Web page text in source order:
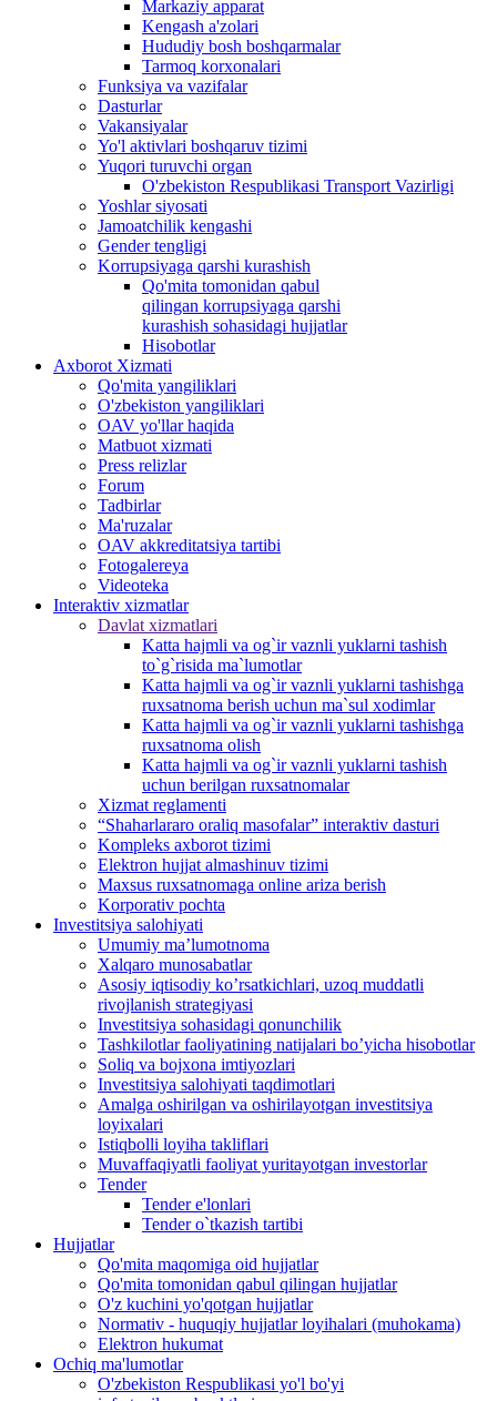
Markaziy apparat
Kengash a'zolari
Hududiy bosh boshqarmalar
Tarmoq korxonalari
Funksiya va vazifalar
Dasturlar
Vakansiyalar
Yo'l aktivlari boshqaruv tizimi
Yuqori turuvchi organ
O'zbekiston Respublikasi Transport Vazirligi
Yoshlar siyosati
Jamoatchilik kengashi
Gender tengligi
Korrupsiyaga qarshi kurashish
Qo'mita tomonidan qabul
qilingan korrupsiyaga qarshi
kurashish sohasidagi hujjatlar
Hisobotlar
Аxborot Xizmati
Qo'mita yangiliklari
O'zbekiston yangiliklari
OAV yo'llar haqida
Matbuot xizmati
Press relizlar
Forum
Tadbirlar
Ma'ruzalar
OAV akkreditatsiya tartibi
Fotogalereya
Videoteka
Interaktiv xizmatlar
Davlat xizmatlari
Katta hajmli va og`ir vaznli yuklarni tashish
to`g`risida ma`lumotlar
Katta hajmli va og`ir vaznli yuklarni tashishga
ruxsatnoma berish uchun ma`sul xodimlar
Katta hajmli va og`ir vaznli yuklarni tashishga
ruxsatnoma olish
Katta hajmli va og`ir vaznli yuklarni tashish
uchun berilgan ruxsatnomalar
Xizmat reglamenti
“Shaharlararo oraliq masofalar” interaktiv dasturi
Kompleks axborot tizimi
Elektron hujjat almashinuv tizimi
Maxsus ruxsatnomaga online ariza berish
Korporativ pochta
Investitsiya salohiyati
Umumiy maʼlumotnoma
Xalqaro munosabatlar
Аsosiy iqtisodiy koʼrsatkichlari, uzoq muddatli
rivojlanish strategiyasi
Investitsiya sohasidagi qonunchilik
Tashkilotlar faoliyatining natijalari boʼyicha hisobotlar
Soliq va bojxona imtiyozlari
Investitsiya salohiyati taqdimotlari
Аmalga oshirilgan va oshirilayotgan investitsiya
loyixalari
Istiqbolli loyiha takliflari
Muvaffaqiyatli faoliyat yuritayotgan investorlar
Tender
Tender e'lonlari
Tender o`tkazish tartibi
Hujjatlar
Qo'mita maqomiga oid hujjatlar
Qo'mita tomonidan qabul qilingan hujjatlar
O'z kuchini yo'qotgan hujjatlar
Normativ - huquqiy hujjatlar loyihalari (muhokama)
Elektron hukumat
Ochiq ma'lumotlar
O'zbekiston Respublikasi yo'l bo'yi